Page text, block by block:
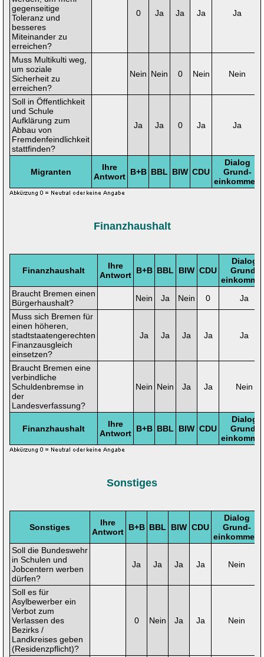
gegenseitige
Toleranz und
besseres
Miteinander zu
erreichen?
0 Ja Ja Ja Ja
Muss Multikulti weg,
um soziale
Sicherheit zu
erreichen?
Nein Nein 0 Nein Nein
Soll in Öffentlichkeit
und Schule
Aufklärung zum
Abbau von
Fremdenfeindlichkeit
stattfinden?
Ja Ja 0 Ja Ja
Migranten
Ihre
Antwort B+B BBL BIW CDU
Dialog
Grund-
einkommen
Finanzhaushalt
Finanzhaushalt
Ihre
Antwort B+B BBL BIW CDU
Dialog
Grund-
Braucht Bremen einen
Bürgerhaushalt?
Nein Ja Nein 0
Ja
Muss sich Bremen für
einen höheren,
stadtstaatengerechten
Finanzausgleich
einsetzen?
Ja Ja Ja Ja Ja
Braucht Bremen eine
verbindliche
Schuldenbremse in
der
Landesverfassung?
Nein Nein Ja Ja Nein
Finanzhaushalt
Ihre
Antwort B+B BBL BIW CDU
Dialog
Grund-
Sonstiges
Sonstiges
Ihre
Antwort B+B BBL BIW CDU
Dialog
Grund-
einkommen
Soll die Bundeswehr
in Schulen und
Jobcentern werben
dürfen?
Ja Ja Ja Ja Nein
Soll es für
Asylbewerber ein
Verbot zum
Verlassen des
Bezirks /
Landkreises geben
(Residenzpflicht)?
0 Nein Ja Ja Nein